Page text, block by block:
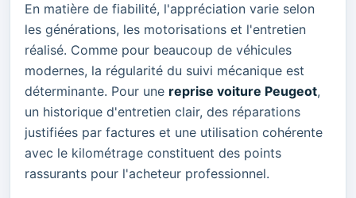
En matière de fiabilité, l'appréciation varie selon
les générations, les motorisations et l'entretien
réalisé. Comme pour beaucoup de véhicules
modernes, la régularité du suivi mécanique est
déterminante. Pour une reprise voiture Peugeot,
un historique d'entretien clair, des réparations
justifiées par factures et une utilisation cohérente
avec le kilométrage constituent des points
rassurants pour l'acheteur professionnel.